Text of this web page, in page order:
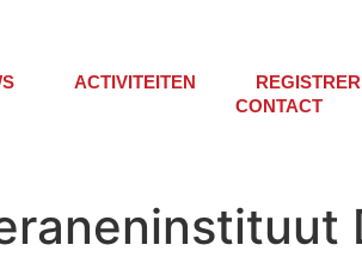
ACTIVITEITEN
CONTACT